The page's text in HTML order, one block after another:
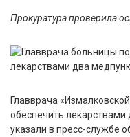
Прокуратура проверила
Главврача
обеспечить лекарствами
указали в пресс-службе